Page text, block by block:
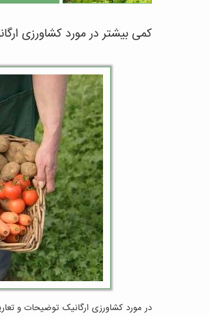
کمی بیشتر در مورد کشاورزی
در مورد کشاورزی ارگانیک توضیحات و